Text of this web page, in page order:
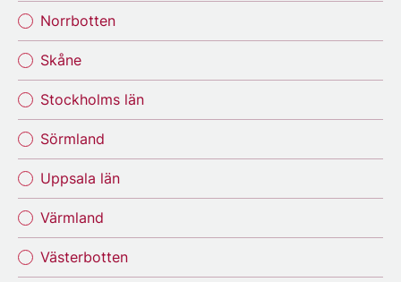
Norrbotten
Skåne
Stockholms län
Sörmland
Uppsala län
Värmland
Västerbotten